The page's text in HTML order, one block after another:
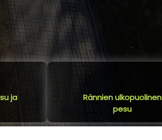
ja
Rännien ulkopuolinen
pesu